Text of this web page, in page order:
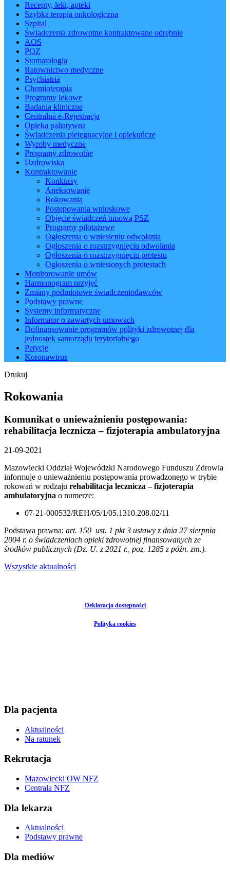
Recepty, leki, apteki
Szybka terapia onkologiczna
Szpital
Świadczenia zdrowotne kontraktowane odrębnie
AOS
POZ
Stomatologia
Ratownictwo medyczne
Psychiatria
Chemioterapia
Programy lekowe
Badania kliniczne
Centralna e-Rejestracja
Opieka paliatywna
Świadczenia pielęgnacyjne i opiekuńcze
Wyroby medyczne
Programy zdrowotne
Uzdrowiska
Kontraktowanie
Konkursy
Aneksowanie
Rokowania
Postępowania wnioskowe
Objęcie świadczeń umową PSZ
Programy pilotażowe
Ogłoszenia o wniesieniu odwołania
Ogłoszenia o rozstrzygnięciu odwołania
Ogłoszenia o rozstrzygnięciu protestu
Ogłoszenia o wniesionych protestach
Monitorowanie umów
Harmonogram przyjęć
Zmiany podmiotowe świadczeniodawców
Podstawy prawne
Systemy informatyczne
Informator o zawartych umowach
Dofinansowanie programów polityki zdrowotnej dla
jednostek samorządu terytorialnego
Petycje
Koronawirus
Drukuj
Rokowania
Komunikat o unieważnieniu postępowania:
rehabilitacja lecznicza – fizjoterapia ambulatoryjna
21-09-2021
Mazowiecki Oddział Wojewódzki Narodowego Funduszu Zdrowia
informuje o unieważnieniu postępowania prowadzonego w trybie
rokowań w rodzaju rehabilitacja lecznicza – fizjoterapia
ambulatoryjna o numerze:
07-21-000532/REH/05/1/05.1310.208.02/11
Podstawa prawna: art. 150 ust. 1 pkt 3 ustawy z dnia 27 sierpnia
2004 r. o świadczeniach opieki zdrowotnej finansowanych ze
środków publicznych (Dz. U. z 2021 r., poz. 1285 z późn. zm.).
Wszystkie aktualności
Deklaracja dostępności
Polityka cookies
Dla pacjenta
Aktualności
Na ratunek
Rekrutacja
Mazowiecki OW NFZ
Centrala NFZ
Dla lekarza
Aktualności
Podstawy prawne
Dla mediów